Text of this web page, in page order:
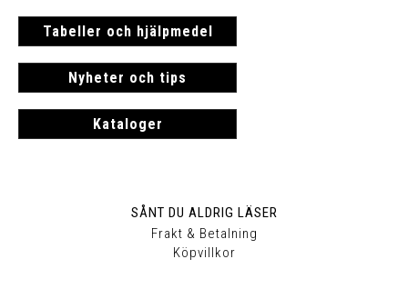
Tabeller och hjälpmedel
Nyheter och tips
Kataloger
SÅNT DU ALDRIG LÄSER
Frakt & Betalning
Köpvillkor